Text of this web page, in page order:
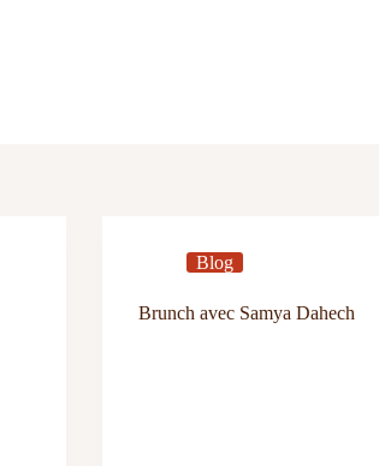
Blog
Brunch avec Samya Dahech